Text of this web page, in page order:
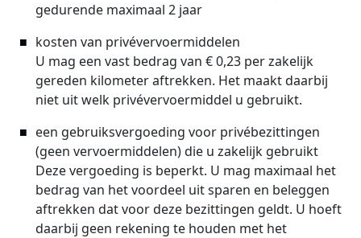
gedurende maximaal 2 jaar
kosten van privévervoermiddelen
U mag een vast bedrag van € 0,23 per zakelijk
gereden kilometer aftrekken. Het maakt daarbij
niet uit welk privévervoermiddel u gebruikt.
een gebruiksvergoeding voor privébezittingen
(geen vervoermiddelen) die u zakelijk gebruikt
Deze vergoeding is beperkt. U mag maximaal het
bedrag van het voordeel uit sparen en beleggen
aftrekken dat voor deze bezittingen geldt. U hoeft
daarbij geen rekening te houden met het